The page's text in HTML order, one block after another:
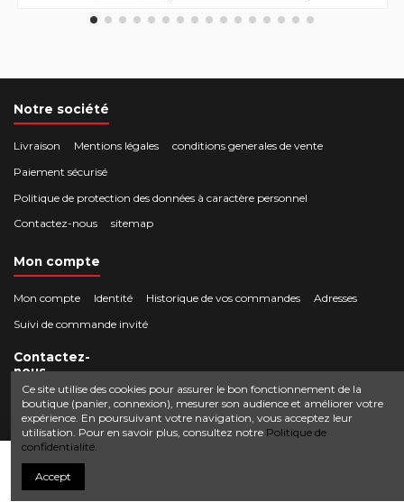
Notre société
Livraison Mentions légales
conditions generales de vente
Paiement sécurisé
Politique de protection des données à caractère personnel
Contactez-nous
sitemap
Mon compte
Mon compte Identité Historique de vos commandes
Adresses
Suivi de commande invité
Contactez-
nous
Crocbois-motoculture.com
50 route de Villefort 48800 Pied-de-Borne
0624436257
contact@crocbois-motoculture.com
Ce site utilise des cookies pour assurer le bon fonctionnement de la
boutique (panier, connexion), mesurer son audience et améliorer votre
expérience. En poursuivant votre navigation, vous acceptez leur
utilisation. Pour en savoir plus, consultez notre Politique de
confidentialité.
Accept